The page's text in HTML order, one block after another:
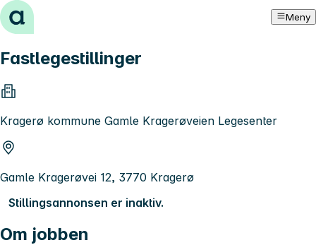
Hopp til innhold Meny
Fastlegestillinger
Kragerø kommune Gamle Kragerøveien Legesenter
Gamle Kragerøvei 12, 3770 Kragerø
Stillingsannonsen er inaktiv.
Om jobben